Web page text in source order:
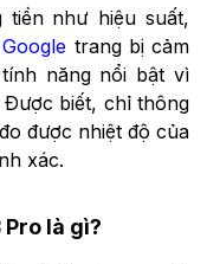
tiền như hiệu suất,
Google trang bị cảm
năng nổi bật vì
biết, chỉ thông
được nhiệt độ của
xác.
là gì?